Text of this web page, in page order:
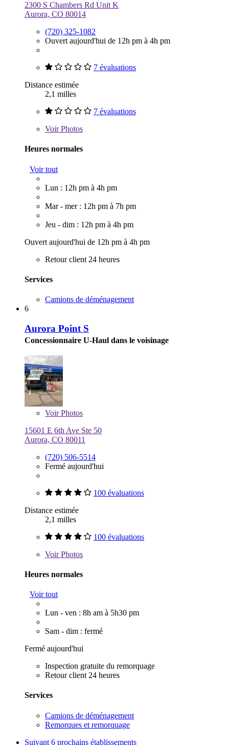
2300 S Chambers Rd Unit K
Aurora, CO 80014
(720) 325-1082
Ouvert aujourd'hui de 12h pm à 4h pm
7 évaluations
Distance estimée
2,1 milles
7 évaluations
VoirPhotos
Heures normales
Voir tout
Lun : 12h pm à 4h pm
Mar - mer : 12h pm à 7h pm
Jeu - dim : 12h pm à 4h pm
Ouvert aujourd'hui de 12h pm à 4h pm
Retour client 24 heures
Services
Camions de déménagement
6
Aurora Point S
Concessionnaire U-Haul dans le voisinage
VoirPhotos
15601 E 6th Ave Ste 50
Aurora, CO 80011
(720) 506-5514
Fermé aujourd'hui
100 évaluations
Distance estimée
2,1 milles
100 évaluations
VoirPhotos
Heures normales
Voir tout
Lun - ven : 8h am à 5h30 pm
Sam - dim : fermé
Fermé aujourd'hui
Inspection gratuite du remorquage
Retour client 24 heures
Services
Camions de déménagement
Remorques et remorquage
Suivant 6 prochains établissements